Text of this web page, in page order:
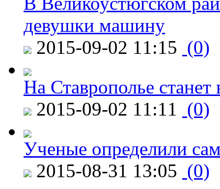
девушки машину
2015-09-02 11:15 (0)
На Ставрополье
2015-09-02 11:11 (0)
Ученые определили
2015-08-31 13:05 (0)